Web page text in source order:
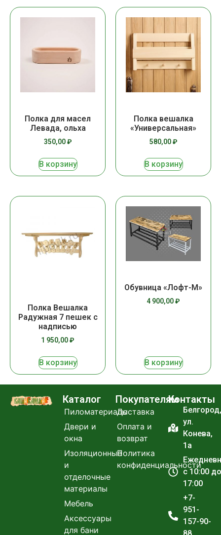
Полка для масел
Левада, ольха
350,00₽
В корзину
Полка вешалка
«Универсальная»
580,00₽
В корзину
Полка Вешалка
Радужная 7 пешек с
надписью
1 950,00₽
В корзину
Обувница «Лофт-М»
4 900,00₽
В корзину
Каталог
Пиломатериалы
Двери и
окна
Изоляционные
и
отделочные
материалы
Мебель
Аксессуары
для бани
Покупателям
Доставка
Оплата и
возврат
Политика
конфиденциальности
Контакты
Белгород,
ул.
Конева,
1а
с 10:00 до
17:00
+7-
951-
157-90-